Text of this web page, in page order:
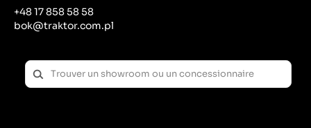
+48 17 858 58 58
bok@traktor.com.pl